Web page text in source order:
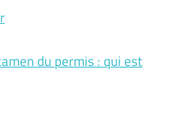
du permis : qui est